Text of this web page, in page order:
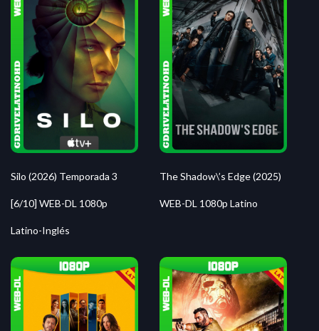
Silo (2026) Temporada 3
[6/10] WEB-DL 1080p
Latino-Inglés
The Shadow\’s Edge (2025)
WEB-DL 1080p Latino